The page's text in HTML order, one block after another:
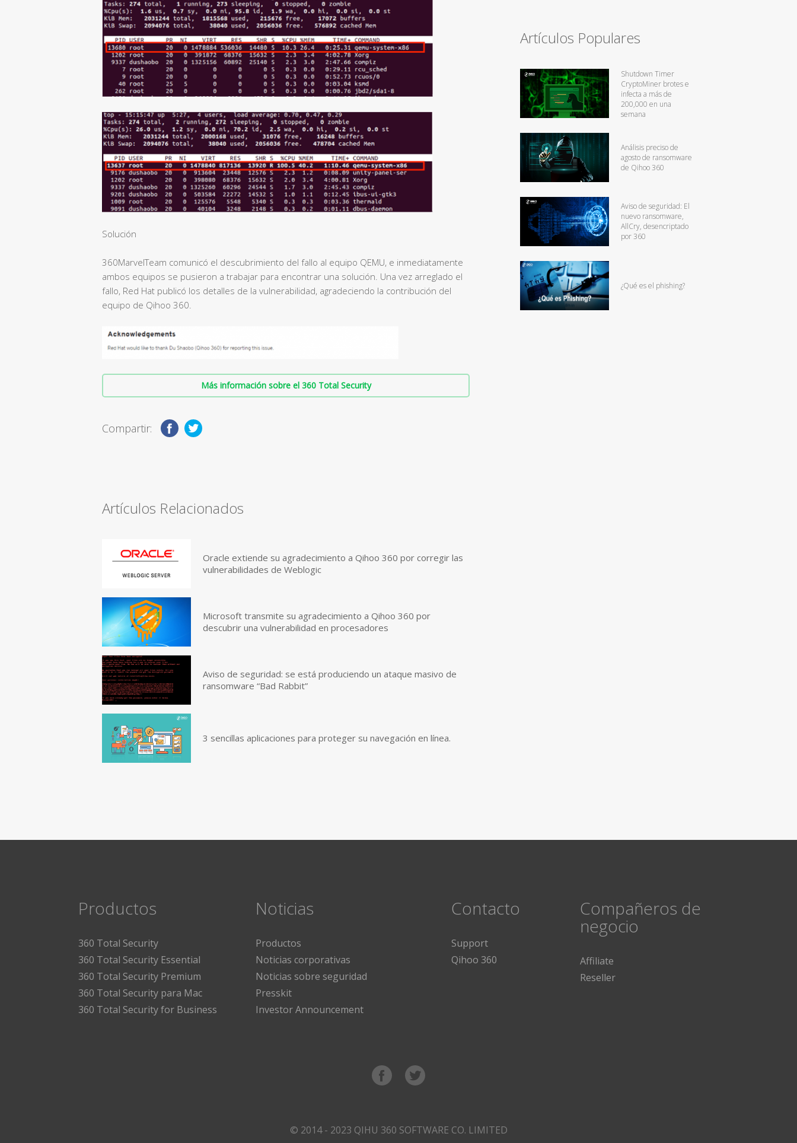
Solución
360MarvelTeam comunicó el descubrimiento del fallo al equipo QEMU, e inmediatamente
ambos equipos se pusieron a trabajar para encontrar una solución. Una vez arreglado el
fallo, Red Hat publicó los detalles de la vulnerabilidad, agradeciendo la contribución del
equipo de Qihoo 360.
Más información sobre el 360 Total Security
Compartir:
Artículos Relacionados
Oracle extiende su agradecimiento a Qihoo 360 por corregir las
vulnerabilidades de Weblogic
Microsoft transmite su agradecimiento a Qihoo 360 por
descubrir una vulnerabilidad en procesadores
Aviso de seguridad: se está produciendo un ataque masivo de
ransomware “Bad Rabbit”
3 sencillas aplicaciones para proteger su navegación en línea.
Artículos Populares
Shutdown Timer
CryptoMiner brotes e
infecta a más de
200,000 en una
semana
Análisis preciso de
agosto de ransomware
de Qihoo 360
Aviso de seguridad: El
nuevo ransomware,
AllCry, desencriptado
por 360
¿Qué es el phishing?
Productos
360 Total Security
360 Total Security Essential
360 Total Security Premium
360 Total Security para Mac
360 Total Security for Business
Noticias
Productos
Noticias corporativas
Noticias sobre seguridad
Presskit
Investor Announcement
Contacto
Support
Qihoo 360
Compañeros de
negocio
Affiliate
Reseller
© 2014 - 2023 QIHU 360 SOFTWARE CO. LIMITED